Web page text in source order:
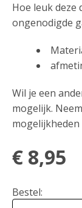
Hoe leuk deze
ongenodigde
Wil je een
mogelijk.
€ 8,95
Bestel: